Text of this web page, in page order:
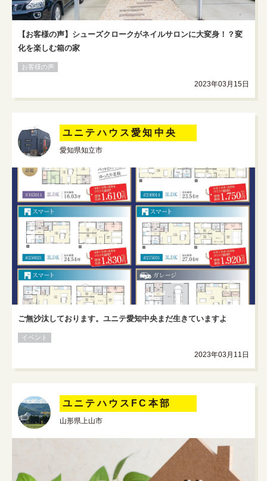
【お客様の声】シューズクロークがネイルサロンに大変身！？変
化を楽しむ箱の家
お客様の声
2023年03月15日
ユニテハウス愛知中央
愛知県知立市
ご無沙汰しております。ユニテ愛知中央まだ生きていますよ
イベント
2023年03月11日
ユニテハウスFC本部
山形県上山市